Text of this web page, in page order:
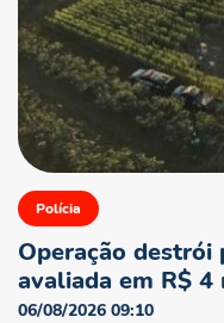
Polícia
Operação destrói
avaliada em R$ 4
06/08/2026 09:10